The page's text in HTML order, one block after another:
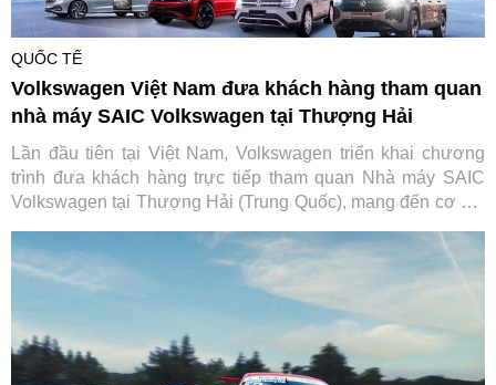
QUỐC TẾ
Volkswagen Việt Nam đưa khách hàng tham quan
nhà máy SAIC Volkswagen tại Thượng Hải
Lần đầu tiên tại Việt Nam, Volkswagen triển khai chương
trình đưa khách hàng trực tiếp tham quan Nhà máy SAIC
Volkswagen tại Thượng Hải (Trung Quốc), mang đến cơ hội
sau mỗi chiếc xe của thương hiệu Đức.